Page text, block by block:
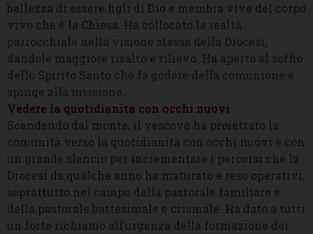
bellezza di essere figli di Dio e membra vive del corpo
vivo che è la Chiesa. Ha collocato la realtà
parrocchiale nella visione stessa della Diocesi,
dandole maggiore risalto e rilievo. Ha aperto al soffio
dello Spirito Santo che fa godere della comunione e
spinge alla missione.
Vedere la quotidianità con occhi nuovi
Scendendo dal monte, il vescovo ha proiettato la
comunità verso la quotidianità con occhi nuovi e con
un grande slancio per incrementare i percorsi che la
Diocesi da qualche anno ha maturato e reso operativi,
soprattutto nel campo della pastorale familiare e
della pastorale battesimale e crismale. Ha dato a tutti
un forte richiamo all’urgenza della formazione dei